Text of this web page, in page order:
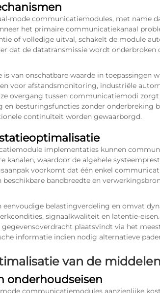
mode communicatiemodules, met name
het primaire communicatiekanaal
of volledige uitval, schakelt de module
dat de datatransmissie wordt onderbroken
van onschatbare waarde in toepassingen
voor afstandsmonitoring, industriële
overgang tussen communicatiemodi
besturingsfuncties zonder onderbreking
continuïteit worden gewaarborgd.
implementaties kunnen
kanalen, waardoor de algehele
voorkomt dat één enkel
bandbreedte en
belastingverdeling en omvat
signaalkwaliteit en latentie-
plaatsvindt via het
informatie indien nodig alternatieve
van de middelen
onderhoudseisen
communicatiemodules aanzienlijke